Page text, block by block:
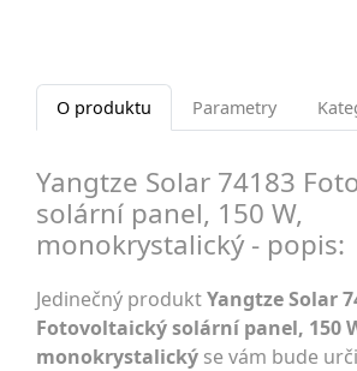
O produktu Parametry
Yangtze Solar 74183
solární panel, 150 W,
monokrystalický - popis:
Jedinečný produktYangtze Solar
Fotovoltaický solární panel, 150
monokrystalický se vám bude